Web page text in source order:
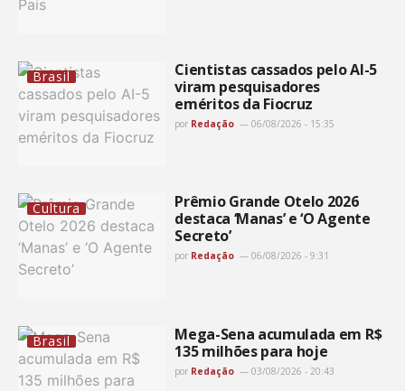
Brasil
Cientistas cassados pelo AI-5
viram pesquisadores
eméritos da Fiocruz
por Redação 06/08/2026 - 15:35
Cultura
Prêmio Grande Otelo 2026
destaca ‘Manas’ e ‘O Agente
Secreto’
por Redação 06/08/2026 - 9:31
Brasil
Mega-Sena acumulada em R$
135 milhões para hoje
por Redação 03/08/2026 - 20:43